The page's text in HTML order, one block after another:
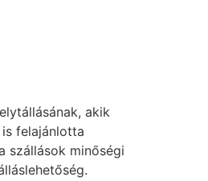
akik
felajánlotta
szállások minőségi